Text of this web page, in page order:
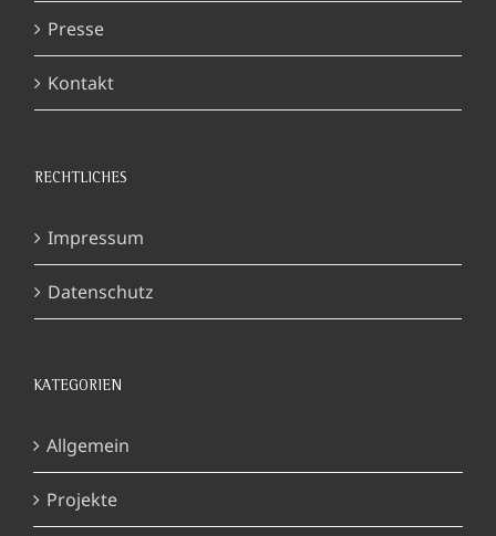
Presse
Kontakt
RECHTLICHES
Impressum
Datenschutz
KATEGORIEN
Allgemein
Projekte